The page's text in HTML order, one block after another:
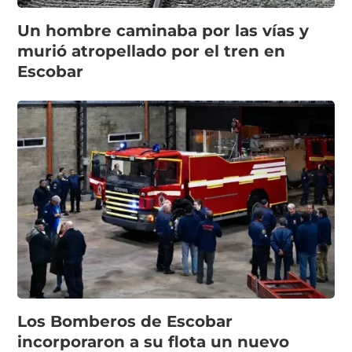
Un hombre caminaba por las vías y
murió atropellado por el tren en
Escobar
Los Bomberos de Escobar
incorporaron a su flota un nuevo